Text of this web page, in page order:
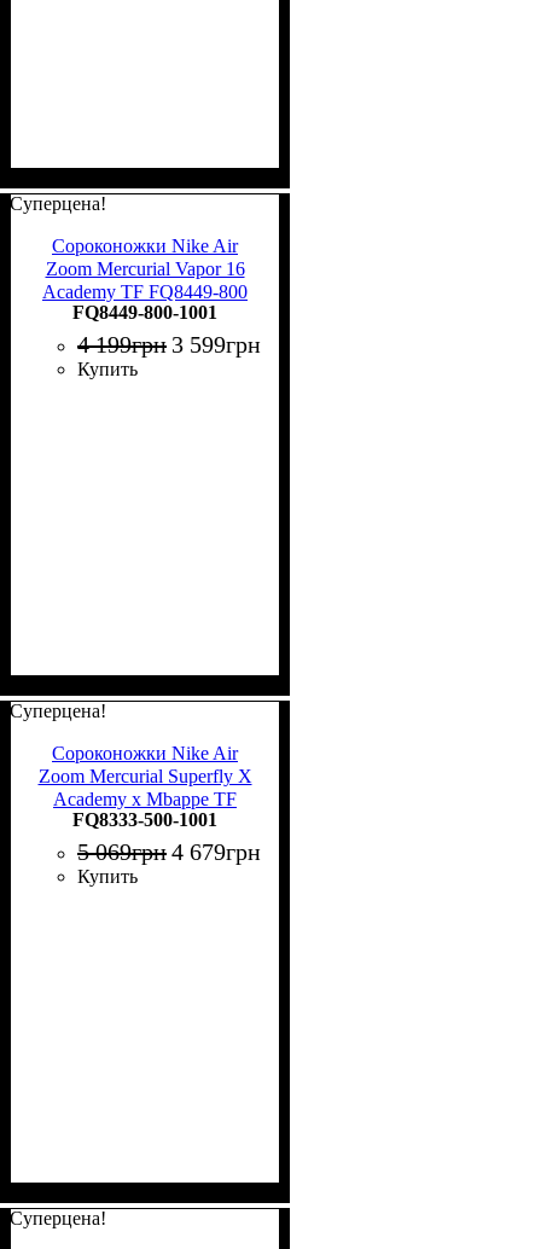
Суперцена!
Сороконожки Nike Air
Zoom Mercurial Vapor 16
Academy TF FQ8449-800
FQ8449-800-1001
4 199грн 3 599грн
Купить
Суперцена!
Сороконожки Nike Air
Zoom Mercurial Superfly X
Academy x Mbappe TF
FQ8333-500
FQ8333-500-1001
5 069грн4 679грн
Купить
Суперцена!